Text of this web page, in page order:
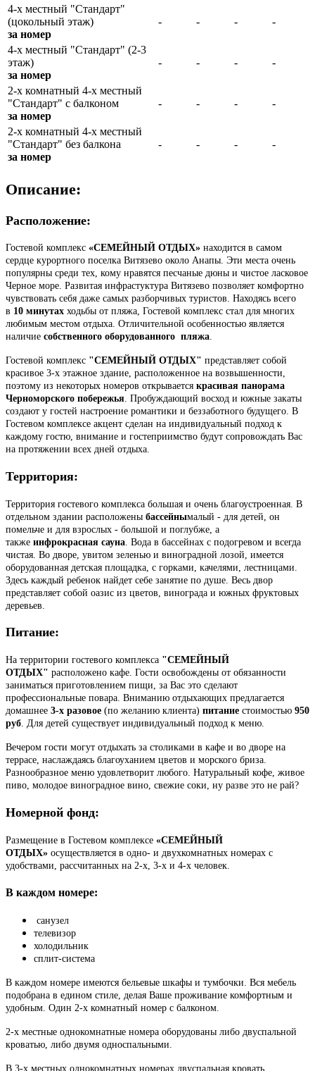
4-х местный "Стандарт"
(цокольный этаж)
за номер
- - - -
4-х местный "Стандарт" (2-3
этаж)
за номер
- - - -
2-х комнатный 4-х местный
"Стандарт" с балконом
за номер
- - - -
2-х комнатный 4-х местный
"Стандарт" без балкона
за номер
- - - -
Описание:
Расположение:
Гостевой комплекс «СЕМЕЙНЫЙ ОТДЫХ» находится в самом
сердце курортного поселка Витязево около Анапы. Эти места очень
популярны среди тех, кому нравятся песчаные дюны и чистое ласковое
Черное море. Развитая инфрастуктура Витязево позволяет комфортно
чувствовать себя даже самых разборчивых туристов. Находясь всего
в 10 минутах ходьбы от пляжа, Гостевой комплекс стал для многих
любимым местом отдыха. Отличительной особенностью является
наличие собственного оборудованного пляжа.
Гостевой комплекс "СЕМЕЙНЫЙ ОТДЫХ" представляет собой
красивое 3-х этажное здание, расположенное на возвышенности,
поэтому из некоторых номеров открывается красивая панорама
Черноморского побережья. Пробуждающий восход и южные закаты
создают у гостей настроение романтики и беззаботного будущего. В
Гостевом комплексе акцент сделан на индивидуальный подход к
каждому гостю, внимание и гостеприимство будут сопровождать Вас
на протяжении всех дней отдыха.
Территория:
Территория гостевого комплекса большая и очень благоустроенная. В
отдельном здании расположены бассейнымалый - для детей, он
помельче и для взрослых - большой и поглубже, а
также инфрокрасная сауна . Вода в бассейнах с подогревом и всегда
чистая. Во дворе, увитом зеленью и виноградной лозой, имеется
оборудованная детская площадка, с горками, качелями, лестницами.
Здесь каждый ребенок найдет себе занятие по душе. Весь двор
представляет собой оазис из цветов, винограда и южных фруктовых
деревьев.
Питание:
На территории гостевого комплекса "СЕМЕЙНЫЙ
ОТДЫХ" расположено кафе. Гости освобождены от обязанности
заниматься приготовлением пищи, за Вас это сделают
профессиональные повара. Вниманию отдыхающих предлагается
домашнее 3-х разовое (по желанию клиента) питание стоимостью 950
руб. Для детей существует индивидуальный подход к меню.
Вечером гости могут отдыхать за столиками в кафе и во дворе на
террасе, наслаждаясь благоуханием цветов и морского бриза.
Разнообразное меню удовлетворит любого. Натуральный кофе, живое
пиво, молодое виноградное вино, свежие соки, ну разве это не рай?
Номерной фонд:
Размещение в Гостевом комплексе «СЕМЕЙНЫЙ
ОТДЫХ» осуществляется в одно- и двухкомнатных номерах с
удобствами, рассчитанных на 2-х, 3-х и 4-х человек.
В каждом номере:
санузел
телевизор
холодильник
сплит-система
В каждом номере имеются бельевые шкафы и тумбочки. Вся мебель
подобрана в едином стиле, делая Ваше проживание комфортным и
удобным. Один 2-х комнатный номер с балконом.
2-х местные однокомнатные номера оборудованы либо двуспальной
кроватью, либо двумя односпальными.
В 3-х местных однокомнатных номерах двуспальная кровать,